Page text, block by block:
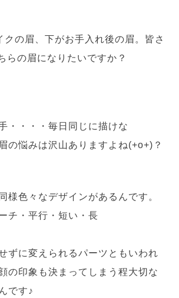
クの眉、下がお手入れ後の眉。皆さ
らの眉になりたいですか？
・・・・毎日同じに描けな
の悩みは沢山ありますよね(+o+)？
様色々なデザインがあるんです。
チ・平行・短い・長
ずに変えられるパーツともいわれ
の印象も決まってしまう程大切な
です♪